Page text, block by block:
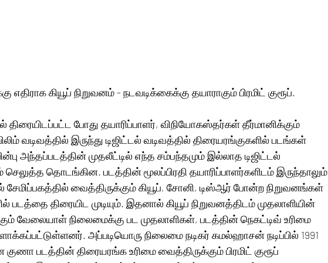
எதிராக கியூப் நிறுவனம் - நடவடிக்கைக்கு தயாராகும் பிரமிட் குரூப்.
திரையிடப்பட்ட போது தயாரிப்பாளர், விநியோகஸ்தர்கள் தீர்மானிக்கும்
வடிவத்தில் இருந்து டிஜிட்டல் வடிவத்தில் திரையரங்குகளில் படங்கள்
அந்தப்படத்தின் முதலீட்டில் எந்த சம்பந்தமும் இல்லாத டிஜிட்டல்
தொடங்கின. படத்தின் மூலப்பிரதி தயாரிப்பாளர்களிடம் இருந்தாலும்
வைத்திருக்கும் கியூப், சோனி, டிஸ்ஆர் போன்ற நிறுவனங்கள்
படத்தை திரையிட முடியும். இதனால் கியூப் நிறுவனத்திடம் முதலாளியின்
வேலையாள் நிலைமைக்கு பட முதலாளிகள், படத்தின் நெகட்டிவ் உரிமை
அப்படியொரு நிலைமை நடிகர் கமல்ஹாசன் நடிப்பில் 1991
படத்தின் திரையரங்க உரிமை வைத்திருக்கும் பிரமிட் குரூப்